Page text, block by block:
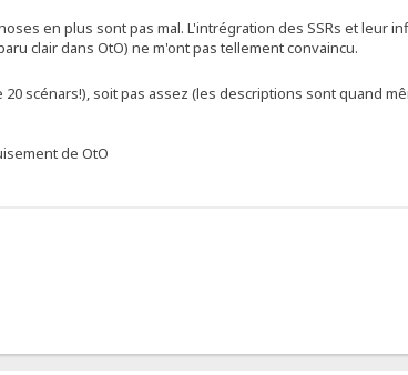
en plus sont pas mal. L'intrégration des SSRs et leur
clair dans OtO) ne m'ont pas tellement convaincu.
scénars!), soit pas assez (les descriptions sont quand
de OtO